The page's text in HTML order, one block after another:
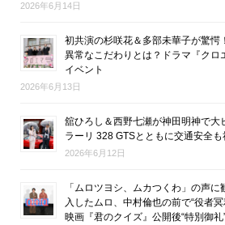
2026年6月14日
初共演の杉咲花＆多部未華子が驚愕
異常なこだわりとは？ドラマ『クロ
イベント
2026年6月13日
舘ひろし＆西野七瀬が神田明神で大
ラーリ 328 GTSとともに交通安全も
2026年6月12日
「ムロツヨシ、ムカつくわ」の声
入したムロ、中村倫也の前で“役者
映画『君のクイズ』公開後“特別御礼